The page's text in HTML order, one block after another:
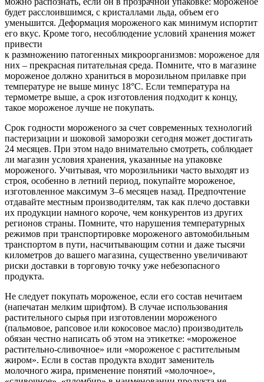
будет расслоившимся, с кристаллами льда, объем его
уменьшится. Деформация мороженого как минимум испортит
его вкус. Кроме того, несоблюдение условий хранения может
привести
к размножению патогенных микроорганизмов: мороженое для
них – прекрасная питательная среда. Помните, что в магазине
мороженое должно храниться в морозильном прилавке при
температуре не выше минус 18°С. Если температура на
термометре выше, а срок изготовления подходит к концу,
такое мороженое лучше не покупать.
Срок годности мороженого за счет современных технологий
пастеризации и шоковой заморозки сегодня может достигать
24 месяцев. При этом надо внимательно смотреть, соблюдает
ли магазин условия хранения, указанные на упаковке
мороженого. Учитывая, что морозильники часто выходят из
строя, особенно в летний период, покупайте мороженое,
изготовленное максимум 3–6 месяцев назад. Предпочтение
отдавайте местным производителям, так как плечо доставки
их продукции намного короче, чем конкурентов из других
регионов страны. Помните, что нарушения температурных
режимов при транспортировке мороженого автомобильным
транспортом в пути, насчитывающим сотни и даже тысячи
километров до вашего магазина, существенно увеличивают
риски доставки в торговую точку уже небезопасного
продукта.
Не следует покупать мороженое, если его состав нечитаем
(напечатан мелким шрифтом). В случае использования
растительного сырья при изготовлении мороженого
(пальмовое, рапсовое или кокосовое масло) производитель
обязан честно написать об этом на этикетке: «мороженое
растительно-сливочное» или «мороженое с растительным
жиром». Если в состав продукта входит заменитель
молочного жира, применение понятий «молочное»,